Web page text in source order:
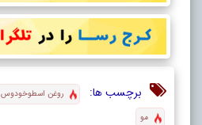
برچسب ها: روغن اسطوخودوس
مو